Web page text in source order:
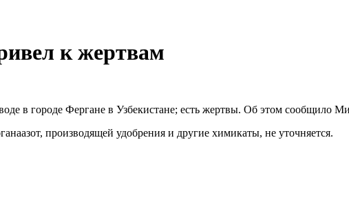
к жертвам
в городе Фергане в Узбекистане; есть жертвы. Об этом сообщило
производящей удобрения и другие химикаты, не уточняется.